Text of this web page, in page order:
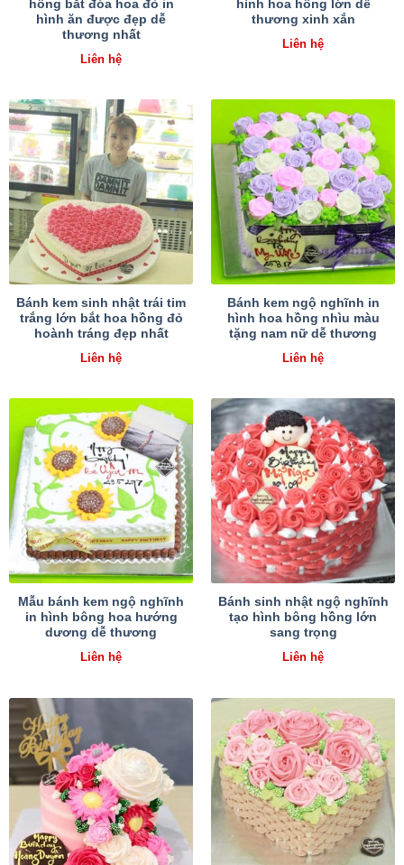
hồng bắt đóa hoa đỏ in
hình ăn được đẹp dễ
thương nhất
Liên hệ
hình hoa hồng lớn dễ
thương xinh xắn
Liên hệ
Bánh kem sinh nhật trái tim
trắng lớn bắt hoa hồng đỏ
hoành tráng đẹp nhất
Liên hệ
Bánh kem ngộ nghĩnh in
hình hoa hồng nhìu màu
tặng nam nữ dễ thương
Liên hệ
Mẫu bánh kem ngộ nghĩnh
in hình bông hoa hướng
dương dễ thương
Liên hệ
Bánh sinh nhật ngộ nghĩnh
tạo hình bông hồng lớn
sang trọng
Liên hệ